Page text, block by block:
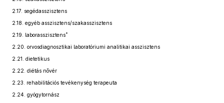
2.17. segédasszisztens
2.18. egyéb asszisztens/szakasszisztens
2.19.
laborasszisztens*
2.20. orvosdiagnosztikai laboratóriumi analitikai asszisztens
2.21. dietetikus
2.22. diétás nővér
2.23.
rehabilitációs tevékenység terapeuta
2.24. gyógytornász